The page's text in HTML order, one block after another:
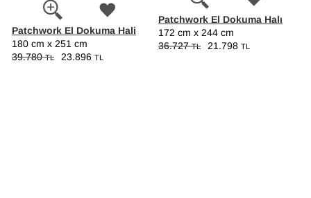
Patchwork El Dokuma Halı
172 cm x 244 cm
36.727TL 21.798 TL
Patchwork El Dokuma Hali
180 cm x 251 cm
39.780TL 23.896 TL